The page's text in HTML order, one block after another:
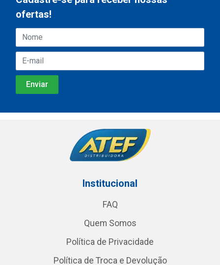
ofertas!
Institucional
FAQ
Quem Somos
Política de Privacidade
Política de Troca e Devolução